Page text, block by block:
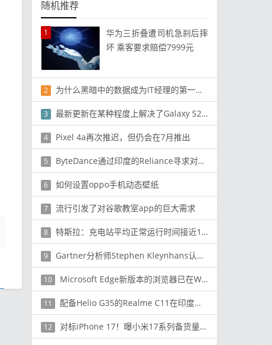
随机推荐
1
华为三折叠遭司机急刹后摔
坏 乘客要求赔偿7999元
2 为什么黑暗中的数据成为IT经理的第一大担忧
3 最新更新在某种程度上解决了Galaxy S20 Ultra的自动对焦问题
4 Pixel 4a再次推迟，但仍会在7月推出
5 ByteDance通过印度的Reliance寻求对TikTok的投资
6 如何设置oppo手机动态壁纸
7 流行引发了对谷歌教室app的巨大需求
8 特斯拉：充电站平均正常运行时间接近100% 但真相是？
9 Gartner分析师Stephen Kleynhans认为没有理由会改变
10 Microsoft Edge新版本的浏览器已在Windows和Mac上运行
11 配备Helio G35的Realme C11在印度推出，售价为7,499卢比（100美元）
12 对标iPhone 17！曝小米17系列备货量很大 公司很有信心